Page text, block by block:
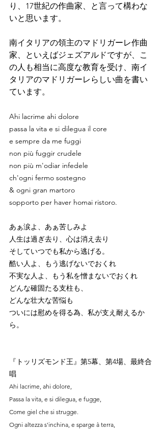
り、17世紀の作曲家、と言って構わな
いと思います。
南イタリアの領主のマドリガーレ作曲
家、といえばジェズアルドですが、こ
の人も相当に高度な教育を受け、南イ
タリアのマドリガーレらしい曲を書い
ています。
Ahi lacrime ahi dolore
passa la vita e si dilegua il core
e sempre da me fuggi
non più fuggir crudele
non più m'odiar infedele
ch'ogni fermo sostegno
& ogni gran martoro
sopporto per haver homai ristoro.
あぁ涙よ、あぁ苦しみよ
人生は過ぎ去り、心は消え去り
そしていつでも私から逃げる。
酷い人よ、もう逃げないでおくれ
不実な人よ、もう私を憎まないでおくれ
どんな確固たる支柱も、
どんな壮大な苦悩も
ついには慰めを得る為、私が支え耐えるか
ら。
『トッリズモンド王』第5幕、第4場、最終合
唱
Ahi lacrime, ahi dolore,
Passa la vita, e si dilegua, e fugge,
Come giel che si strugge.
Ogni altezza s'inchina, e sparge à terra,